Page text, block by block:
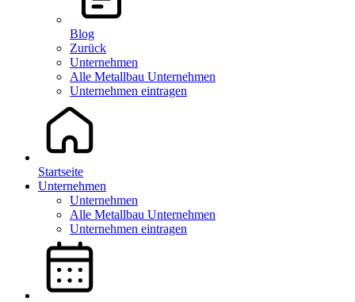
Blog
Zurück
Unternehmen
Alle Metallbau Unternehmen
Unternehmen eintragen
Startseite
Unternehmen
Unternehmen
Alle Metallbau Unternehmen
Unternehmen eintragen